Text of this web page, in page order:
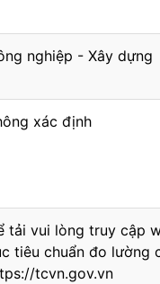
nghiệp - Xây dựng
xác định
tải vui lòng truy cập
tiêu chuẩn đo lường
tcvn.gov.vn